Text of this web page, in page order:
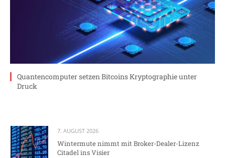
Quantencomputer setzen Bitcoins Kryptographie unter
Druck
7. AUGUST 2026
Wintermute nimmt mit Broker-Dealer-Lizenz
Citadel ins Visier